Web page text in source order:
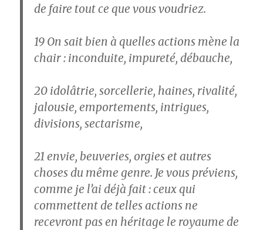
de faire tout ce que vous voudriez.
19 On sait bien à quelles actions mène la
chair : inconduite, impureté, débauche,
20 idolâtrie, sorcellerie, haines, rivalité,
jalousie, emportements, intrigues,
divisions, sectarisme,
21 envie, beuveries, orgies et autres
choses du même genre. Je vous préviens,
comme je l’ai déjà fait : ceux qui
commettent de telles actions ne
recevront pas en héritage le royaume de